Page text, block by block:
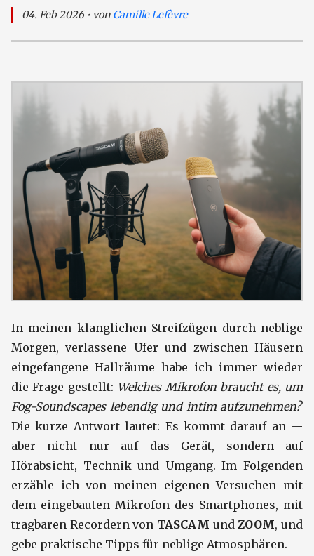
04. Feb 2026 • von Camille Lefèvre
In meinen klanglichen Streifzügen durch neblige
Morgen, verlassene Ufer und zwischen Häusern
eingefangene Hallräume habe ich immer wieder
die Frage gestellt: Welches Mikrofon braucht es, um
Fog-Soundscapes lebendig und intim aufzunehmen?
Die kurze Antwort lautet: Es kommt darauf an —
aber nicht nur auf das Gerät, sondern auf
Hörabsicht, Technik und Umgang. Im Folgenden
erzähle ich von meinen eigenen Versuchen mit
dem eingebauten Mikrofon des Smartphones, mit
tragbaren Recordern von TASCAM und ZOOM, und
gebe praktische Tipps für neblige Atmosphären.